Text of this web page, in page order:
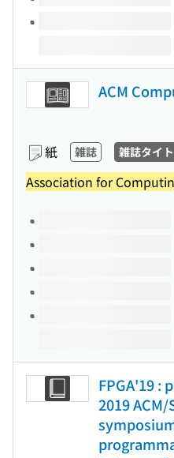
ACM
紙 雑誌 雑誌タイ
Association for
このタイトルの巻号
FPGA'19 :
2019